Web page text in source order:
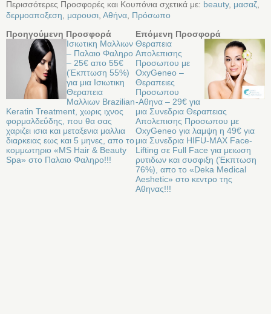
Περισσότερες Προσφορές και Κουπόνια σχετικά με: beauty, μασαζ
δερμοαποξεση
μαρουσι Αθήνα Πρόσωπο
Προηγούμενη Προσφορά
Ισιωτικη Μαλλιων
– Παλαιο Φαληρο
– 25€ απο 55€
(Έκπτωση 55%)
για μια Ισιωτικη
Θεραπεια
Μαλλιων Brazilian
Keratin Treatment, χωρις ιχνος
φορμαλδεΰδης, που θα σας
χαριζει ισια και μεταξενια μαλλια
διαρκειας εως και 5 μηνες, απο το
κομμωτηριο «MS Hair & Beauty
Spa» στο Παλαιο Φαληρο!!!
Επόμενη Προσφορά
Θεραπεια
Απολεπισης
Προσωπου με
OxyGeneo –
Θεραπειες
Προσωπου
-Αθηνα – 29€ για
μια Συνεδρια Θεραπειας
Απολεπισης Προσωπου με
OxyGeneo για λαμψη η 49€ για
μια Συνεδρια HIFU-MAX Face-
Lifting σε Full Face για μειωση
ρυτιδων και συσφιξη (Έκπτωση
76%), απο το «Deka Medical
Aeshetic» στo κεντρο της
Αθηνας!!!